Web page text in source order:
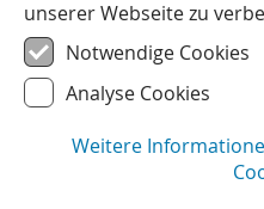
Tracey Emin
Kultur &
Februar bis 31.
Einzelausstellung
unserer Webseite zu
Notwendige Cookies
Analyse Cookies
Weitere